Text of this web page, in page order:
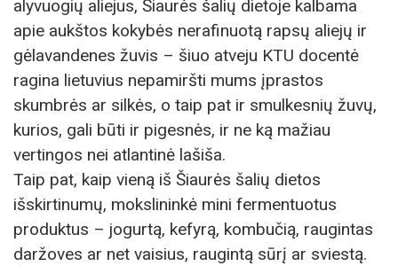
alyvuogių aliejus, Šiaurės šalių dietoje kalbama
apie aukštos kokybės nerafinuotą rapsų aliejų ir
gėlavandenes žuvis – šiuo atveju KTU docentė
ragina lietuvius nepamiršti mums įprastos
skumbrės ar silkės, o taip pat ir smulkesnių žuvų,
kurios, gali būti ir pigesnės, ir ne ką mažiau
vertingos nei atlantinė lašiša.
Taip pat, kaip vieną iš Šiaurės šalių dietos
išskirtinumų, mokslininkė mini fermentuotus
produktus – jogurtą, kefyrą, kombučią, raugintas
daržoves ar net vaisius, raugintą sūrį ar sviestą.